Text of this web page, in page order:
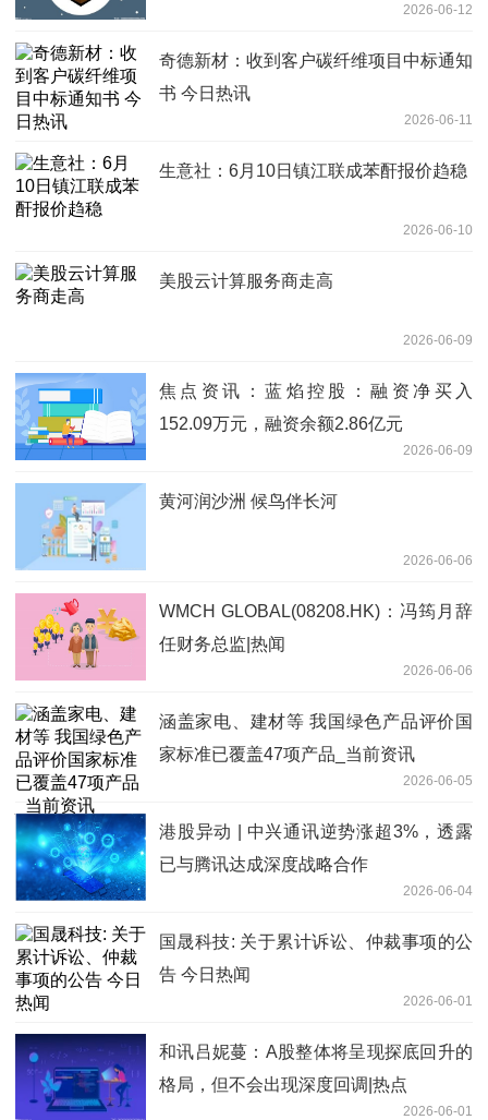
2026-06-12
奇德新材：收到客户碳纤维项目中标通知
书 今日热讯
2026-06-11
生意社：6月10日镇江联成苯酐报价趋稳
2026-06-10
美股云计算服务商走高
2026-06-09
焦点资讯：蓝焰控股：融资净买入
152.09万元，融资余额2.86亿元
2026-06-09
黄河润沙洲 候鸟伴长河
2026-06-06
WMCH GLOBAL(08208.HK)：冯筠月辞
任财务总监|热闻
2026-06-06
涵盖家电、建材等 我国绿色产品评价国
家标准已覆盖47项产品_当前资讯
2026-06-05
港股异动 | 中兴通讯逆势涨超3%，透露
已与腾讯达成深度战略合作
2026-06-04
国晟科技: 关于累计诉讼、仲裁事项的公
告 今日热闻
2026-06-01
和讯吕妮蔓：A股整体将呈现探底回升的
格局，但不会出现深度回调|热点
2026-06-01